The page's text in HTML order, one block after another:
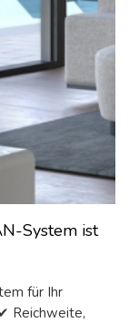
System ist
für Ihr
Reichweite,